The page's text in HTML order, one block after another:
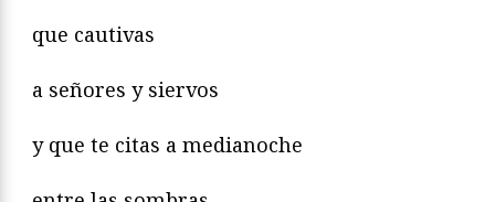
que cautivas
a señores y siervos
y que te citas a medianoche